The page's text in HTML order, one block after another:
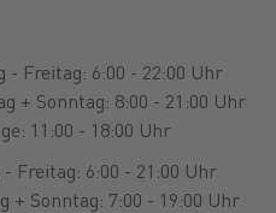
- Freitag: 6:00 - 22:00 Uhr
+ Sonntag: 8:00 - 21:00 Uhr
11:00 - 18:00 Uhr
Freitag: 6:00 - 21:00 Uhr
+ Sonntag: 7:00 - 19:00 Uhr